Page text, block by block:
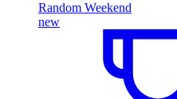
Random Weekend
new